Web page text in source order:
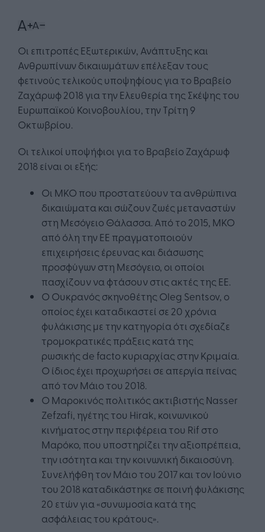
Οι επιτροπές Εξωτερικών, Ανάπτυξης και
Ανθρωπίνων δικαιωμάτων επέλεξαν τους
φετινούς τελικούς υποψηφίους για το Βραβείο
Ζαχάρωφ 2018 για την Ελευθερία της Σκέψης του
Ευρωπαϊκού Κοινοβουλίου, την Τρίτη 9
Οκτωβρίου.
Οι τελικοί υποψήφιοι για το Βραβείο Ζαχάρωφ
2018 είναι οι εξής:
Οι ΜΚΟ που προστατεύουν τα ανθρώπινα
δικαιώματα και σώζουν ζωές μεταναστών
στη Μεσόγειο Θάλασσα. Από το 2015, ΜΚΟ
από όλη την ΕΕ πραγματοποιούν
επιχειρήσεις έρευνας και διάσωσης
προσφύγων στη Μεσόγειο, οι οποίοι
πασχίζουν να φτάσουν στις ακτές της ΕΕ.
Ο Ουκρανός σκηνοθέτης Oleg Sentsov, ο
οποίος έχει καταδικαστεί σε 20 χρόνια
φυλάκισης με την κατηγορία ότι σχεδίαζε
τρομοκρατικές πράξεις κατά της
ρωσικής de facto κυριαρχίας στην Κριμαία.
Ο ίδιος έχει προχωρήσει σε απεργία πείνας
από τον Μάιο του 2018.
Ο Μαροκινός πολιτικός ακτιβιστής Nasser
Zefzafi, ηγέτης του Hirak, κοινωνικού
κινήματος στην περιφέρεια του Rif στο
Μαρόκο, που υποστηρίζει την αξιοπρέπεια,
την ισότητα και την κοινωνική δικαιοσύνη.
Συνελήφθη τον Μάιο του 2017 και τον Ιούνιο
του 2018 καταδικάστηκε σε ποινή φυλάκισης
20 ετών για «συνωμοσία κατά της
ασφάλειας του κράτους».